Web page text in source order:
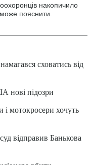
накопичило
пояснити.
сховатись від
нові підозри
мотокросери хочуть
відправив Банькова